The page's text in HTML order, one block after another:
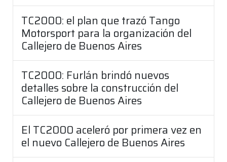
TC2000: el plan que trazó Tango
Motorsport para la organización del
Callejero de Buenos Aires
TC2000: Furlán brindó nuevos
detalles sobre la construcción del
Callejero de Buenos Aires
El TC2000 aceleró por primera vez en
el nuevo Callejero de Buenos Aires